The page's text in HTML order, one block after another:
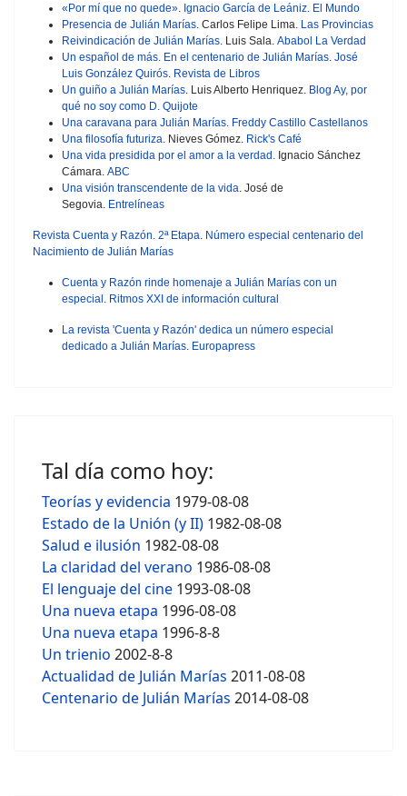
«Por mí que no quede» Ignacio García de Leániz El Mundo
Presencia de Julián Marías . Carlos Felipe Lima. Las Provincias
Reivindicación de Julián Marías . Luis Sala. Ababol La Verdad
Un español de más. En el centenario de Julián Marías José
Luis González Quirós Revista de Libros
Un guiño a Julián Marías . Luis Alberto Henriquez. Blog Ay, por
qué no soy como D. Quijote
Una caravana para Julián Marías. Freddy Castillo Castellanos
Una filosofía futuriza . Nieves Gómez. Rick's Café
Una vida presidida por el amor a la verdad. Ignacio Sánchez
Cámara. ABC
Una visión transcendente de la vida . José de
Segovia. Entrelíneas
Revista Cuenta y Razón. 2ª Etapa Número especial centenario del
Nacimiento de Julián Marías
Cuenta y Razón rinde homenaje a Julián Marías con un
especial Ritmos XXI de información cultural
La revista 'Cuenta y Razón' dedica un número especial
dedicado a Julián Marías Europapress
Tal día como hoy:
Teorías y evidencia 1979-08-08
Estado de la Unión (y II) 1982-08-08
Salud e ilusión 1982-08-08
La claridad del verano 1986-08-08
El lenguaje del cine 1993-08-08
Una nueva etapa 1996-08-08
Una nueva etapa 1996-8-8
Un trienio 2002-8-8
Actualidad de Julián Marías 2011-08-08
Centenario de Julián Marías 2014-08-08